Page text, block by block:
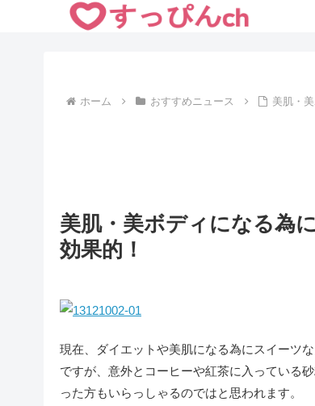
ホーム おすすめニュース 美肌・
美肌・美ボディになる為
効果的！
現在、ダイエットや美肌になる為にスイーツ
ですが、意外とコーヒーや紅茶に入っている
った方もいらっしゃるのではと思われます。